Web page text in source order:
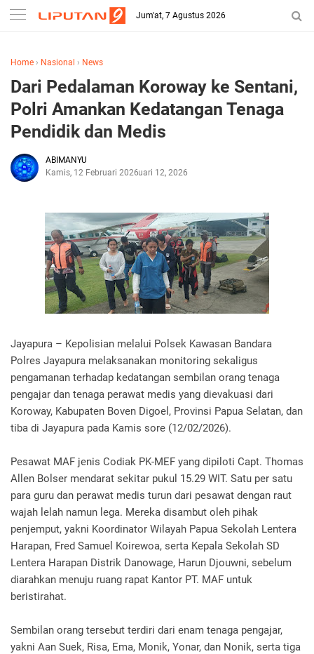
Jum'at, 7 Agustus 2026
Home › Nasional › News
Dari Pedalaman Koroway ke Sentani,
Polri Amankan Kedatangan Tenaga
Pendidik dan Medis
ABIMANYU
Kamis, 12 Februari 2026Februari 12, 2026
Jayapura – Kepolisian melalui Polsek Kawasan Bandara
Polres Jayapura melaksanakan monitoring sekaligus
pengamanan terhadap kedatangan sembilan orang tenaga
pengajar dan tenaga perawat medis yang dievakuasi dari
Koroway, Kabupaten Boven Digoel, Provinsi Papua Selatan, dan
tiba di Jayapura pada Kamis sore (12/02/2026).
Pesawat MAF jenis Codiak PK-MEF yang dipiloti Capt. Thomas
Allen Bolser mendarat sekitar pukul 15.29 WIT. Satu per satu
para guru dan perawat medis turun dari pesawat dengan raut
wajah lelah namun lega. Mereka disambut oleh pihak
penjemput, yakni Koordinator Wilayah Papua Sekolah Lentera
Harapan, Fred Samuel Koirewoa, serta Kepala Sekolah SD
Lentera Harapan Distrik Danowage, Harun Djouwni, sebelum
diarahkan menuju ruang rapat Kantor PT. MAF untuk
beristirahat.
Sembilan orang tersebut terdiri dari enam tenaga pengajar,
yakni Aan Suek, Risa, Ema, Monik, Yonar, dan Nonik, serta tiga